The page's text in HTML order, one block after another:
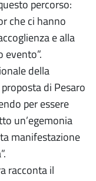
percorso:
che ci hanno
e alla
della
di Pesaro
per essere
un’egemonia
manifestazione
racconta il